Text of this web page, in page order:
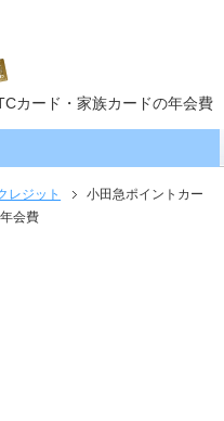
カード・家族カードの年会費
レジット
小田急ポイントカー
会費